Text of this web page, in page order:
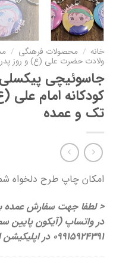
خانه / محصولات فرهنگی /
ولادت حضرت علی (ع) و روز پدر
جاسوئیچی
کودکانه امام علی
تک و عمده
امکان چاپ طرح دلخواه
در واتساپ (آیکون پایین
09915924391 در اپلیکیشن ایتا با ما در ارتباط باشید) >